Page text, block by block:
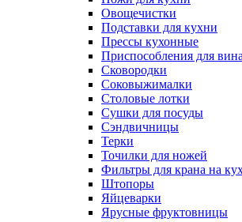
Овощечистки
Подставки для кухни
Прессы кухонные
Приспособления для вина
Сковородки
Соковыжималки
Столовые лотки
Сушки для посуды
Сэндвичницы
Терки
Точилки для ножей
Фильтры для крана на
Штопоры
Яйцеварки
Ярусные фруктовницы